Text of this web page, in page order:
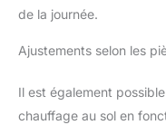
de la journée.
Ajustements selon les
Il est également
chauffage au sol en